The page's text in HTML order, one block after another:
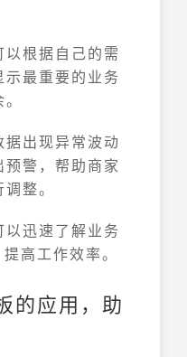
以根据自己的需
最重要的业务
据出现异常波动
警，帮助商家
整。
以迅速了解业务
高工作效率。
的应用，助